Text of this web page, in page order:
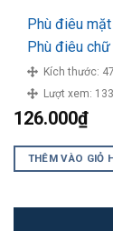
Phù điêu
Phù điêu
Kích thước:
Lượt xem:
126.000₫
THÊM VÀO GIỎ